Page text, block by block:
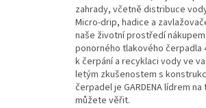
zahrady, včetně distribuce
Micro-drip, hadice a
naše životní prostředí nákupem
ponorného tlakového čerpadla
k čerpání a recyklaci vody ve
letým zkušenostem s
čerpadel je GARDENA lídrem
můžete věřit.